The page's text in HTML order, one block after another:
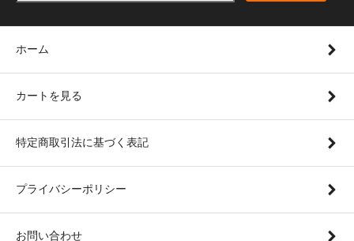
ホーム
カートを見る
特定商取引法に基づく表記
プライバシーポリシー
お問い合わせ